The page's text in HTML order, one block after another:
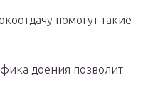
помогут такие
доения позволит